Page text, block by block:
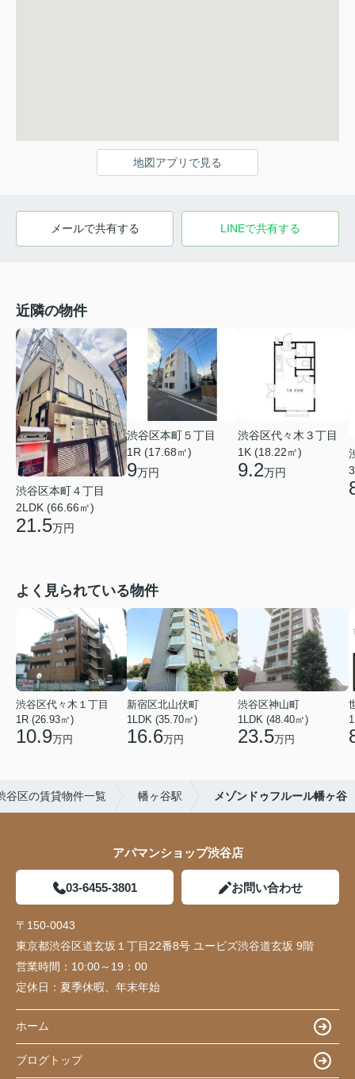
地図アプリで見る
メールで共有する LINEで共有する
近隣の物件
渋谷区本町４丁目
2LDK (66.66㎡)
21.5万円
渋谷区本町５丁目
1R (17.68㎡)
9万円
渋谷区代々木３丁目
1K (18.22㎡)
9.2万円
よく見られている物件
渋谷区代々木１丁目
1R (26.93㎡)
10.9万円
新宿区北山伏町
1LDK (35.70㎡)
16.6万円
渋谷区神山町
1LDK (48.40㎡)
23.5万円
谷区の賃貸物件一覧 幡ヶ谷駅 メゾンドゥフルール幡ヶ谷
アパマンショップ渋谷店
03-6455-3801 お問い合わせ
〒150-0043
東京都渋谷区道玄坂１丁目22番8号 ユービズ渋谷道玄坂 9階
営業時間： 10:00～19：00
定休日： 夏季休暇、年末年始
ホーム
ブログトップ